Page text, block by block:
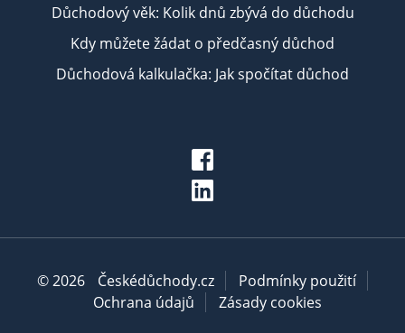
Důchodový věk: Kolik dnů zbývá do důchodu
Kdy můžete žádat o předčasný důchod
Důchodová kalkulačka: Jak spočítat důchod
© 2026 Českédůchody.cz
Podmínky použití
Ochrana údajů
Zásady cookies